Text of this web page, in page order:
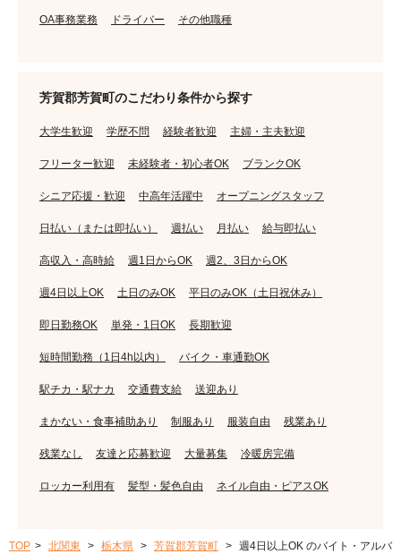
OA事務業務 ドライバー その他職種
芳賀郡芳賀町のこだわり条件から探す
大学生歓迎 学歴不問 経験者歓迎 主婦・主夫歓迎
フリーター歓迎 未経験者・初心者OK ブランクOK
シニア応援・歓迎 中高年活躍中 オープニングスタッフ
日払い（または即払い） 週払い 月払い 給与即払い
高収入・高時給 週1日からOK 週2、3日からOK
週4日以上OK 土日のみOK 平日のみOK（土日祝休み）
即日勤務OK 単発・1日OK 長期歓迎
短時間勤務（1日4h以内） バイク・車通勤OK
駅チカ・駅ナカ 交通費支給 送迎あり
まかない・食事補助あり 制服あり 服装自由 残業あり
残業なし 友達と応募歓迎 大量募集 冷暖房完備
ロッカー利用有 髪型・髪色自由 ネイル自由・ピアスOK
TOP 北関東 栃木県 芳賀郡芳賀町
週4日以上OK のバイト・アルバ